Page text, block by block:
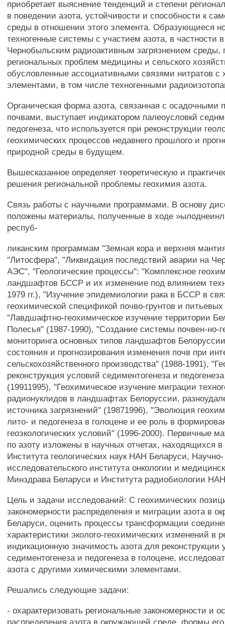
приобретает выяснение тенденций и степени
в поведении азота, устойчивости и способности к
среды в отношении этого элемента. Образующиеся
техногенные системы с участием азота, в частности
Чернобыльским радиоактивным загрязнением среды,
региональных проблем медицины и сельского
обусловленные ассоциативными связями нитратов с
элементами, в том числе техногенными
Органическая форма азота, связанная с осадочными
почвами, выступает индикатором палеоусловкй
педогенеза, что используется при реконструкции
геохимических процессов недавнего прошлого и
природной среды в будущем.
Вышесказанное определяет теоретическую и
решения региональной проблемы геохимия азота.
Связь работы с научными программами. В основу
положены материалы, полученные в ходе
респуб-
ликанским программам "Земная кора и верхняя
"Литосфера", "Ликвидация последствий аварии на
АЭС", "Геологические процессы": "Комплексное
ландшафтов БССР и их изменение под влиянием
1979 гг.), "Изучение эпидемиологии рака в БССР в
геохимической спецификой почво-грунтов и
"Лавдшафтно-геохимическое изучение территории
Полесья" (1987-1990), "Создание системы почвен-но-
мониторинга основных типов ландшафтов
состояния и прогнозирования изменения почв при
сельскохозяйственного производства" (1988-1991),
реконструкция условий седиментогенеза и
(19911995), "Геохимическое изучение миграции
радионуклидов в ландшафтах Белоруссии,
источника загрязнений" (19871996), "Эволюция
лито- и педогенеза в голоцене и ее роль в
геоэкологических условий" (1996-2000). Первичные
по азоту изложены в научных отчетах, находящихся
Института геологических наук HAH Беларуси, Научно-
исследовательского института онкологии и
Минздрава Беларуси и Института радиобиологии
Цель и задачи исследований: С геохимических
закономерности распределения и миграции азота в
Беларуси, оценить процессы трансформации
характеристики эколого-геохимических изменений в
индикационную значимость азота для реконструкции
седиментогенеза и педогенеза в голоцене,
азота с другими химическими элементами.
Решались следующие задачи:
- охарактеризовать региональные закономерности и
распределения азота в окружающей среде, формы